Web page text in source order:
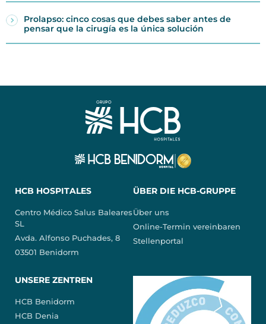
Prolapso: cinco cosas que debes saber antes de
pensar que la cirugía es la única solución
HCB HOSPITALES
Centro Médico Salus Baleares
SL
Avda. Alfonso Puchades, 8
03501 Benidorm
ÜBER DIE HCB-GRUPPE
Über uns
Online-Termin vereinbaren
Stellenportal
UNSERE ZENTREN
HCB Benidorm
HCB Denia